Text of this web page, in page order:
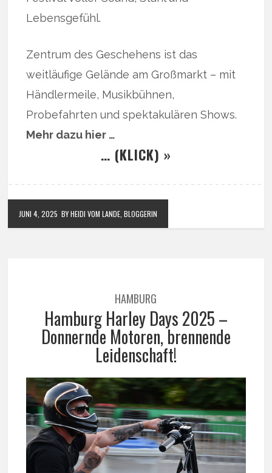
Lebensgefühl.
Zentrum des Geschehens ist das
weitläufige Gelände am Großmarkt – mit
Händlermeile, Musikbühnen,
Probefahrten und spektakulären Shows.
Mehr dazu hier …
… (KLICK) »
JUNI 4, 2025 BY HEIDI VOM LANDE, BLOGGERIN
HAMBURG
Hamburg Harley Days 2025 –
Donnernde Motoren, brennende
Leidenschaft!